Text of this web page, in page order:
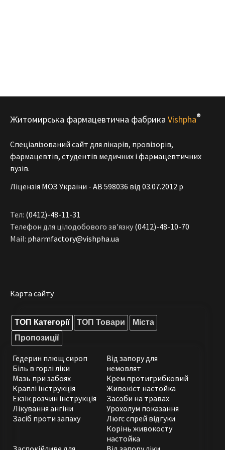
Житомирська фармацевтична фабрика Vishpha®
Спеціалізований сайт для лікарів, провізорів,
фармацевтів, студентів медичних і фармацевтичних
вузів.
Ліцензія МОЗ України - АВ 598036 від 03.07.2012 р
Тел: (0412)-48-11-31
Телефон для цілодобового зв'язку (0412)-48-10-70
Mail: pharmfactory@vishpha.ua
Карта сайту
ТОП Категорії ТОП Товари
Міста
Пропозиції
Гедерин плющ сироп
Біль в горлі ліки
Мазь при забоях
Краплі інструкція
Екзік розчин інструкція
Лікування ангіни
Засіб проти запаху
Від запору для
немовлят
Крем протигрибковий
Живокіст настойка
Засоби на травах
Урохолум показання
Люгс спрей відгуки
Корінь живокосту
настойка